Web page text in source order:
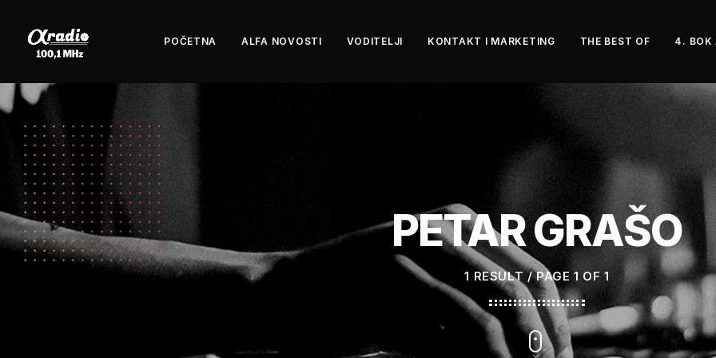
POČETNA ALFA NOVOSTI VODITELJI KONTAKT I MARKETING THE BEST OF 4. BOK
PETAR GRAŠO
1 RESULT / PAGE 1 OF 1